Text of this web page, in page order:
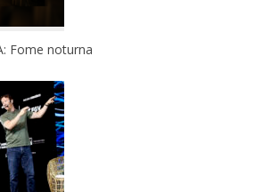
Fome noturna